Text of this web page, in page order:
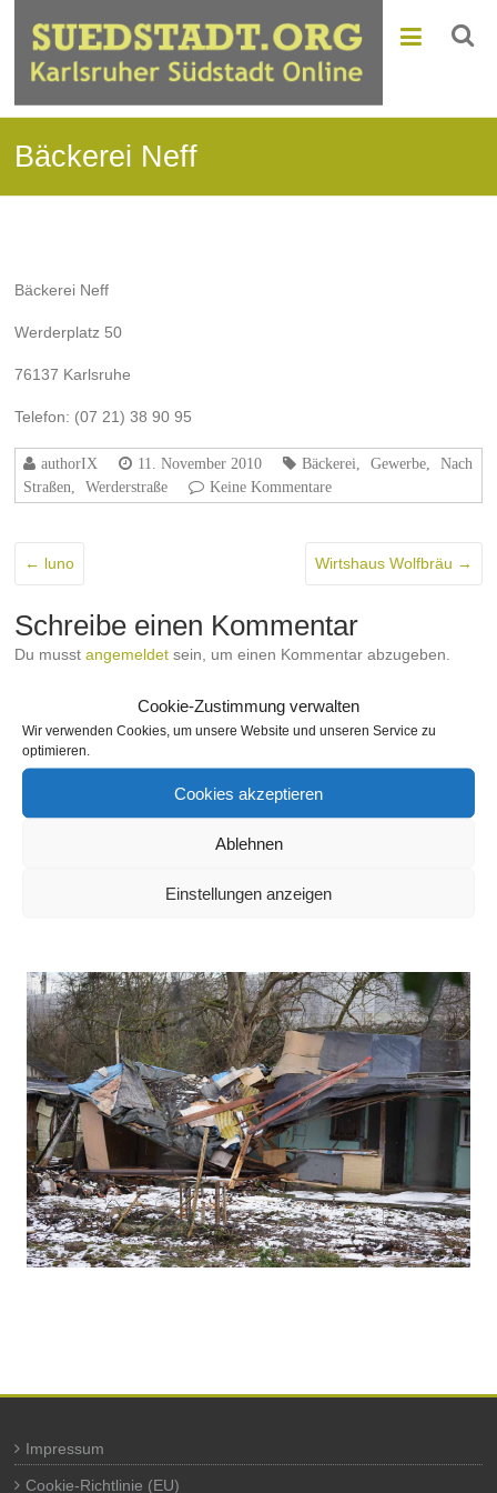
Cookie-Zustimmung verwalten
Wir verwenden Cookies, um unsere Website und unseren Service zu
optimieren.
Cookies akzeptieren
Ablehnen
Einstellungen anzeigen
Bäckerei Neff
Bäckerei Neff
Werderplatz 50
76137 Karlsruhe
Telefon: (07 21) 38 90 95
authorIX 11. November 2010 Bäckerei Gewerbe
Nach
Straßen
Werderstraße Keine Kommentare
← luno Wirtshaus Wolfbräu →
Schreibe einen Kommentar
Du musstangemeldet sein, um einen Kommentar abzugeben.
Impressum
Cookie-Richtlinie (EU)